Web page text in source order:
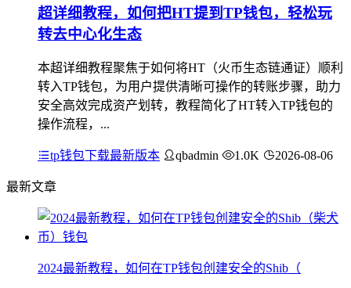
超详细教程，如何把HT提到TP钱包，轻松玩
转去中心化生态
本超详细教程聚焦于如何将HT（火币生态链通证）顺利
转入TP钱包，为用户提供清晰可操作的转账步骤，助力
安全高效完成资产划转，教程简化了HT转入TP钱包的
操作流程，...
tp钱包下载最新版本 qbadmin 1.0K 2026-08-06
最新文章
2024最新教程，如何在TP钱包创建安全的Shib（